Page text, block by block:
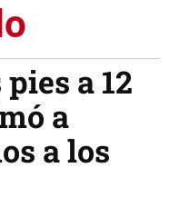
a 12
a
a los